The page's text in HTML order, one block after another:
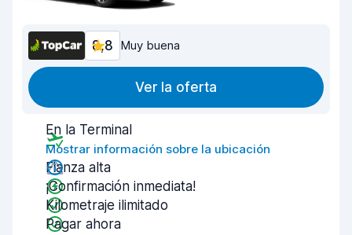
8,8 Muy buena
Ver la oferta
En la Terminal
Mostrar información sobre la ubicación
Fianza alta
¡Confirmación inmediata!
Kilometraje ilimitado
Pagar ahora